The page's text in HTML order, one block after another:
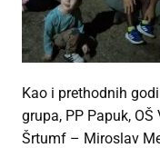
Kao i prethodnih
grupa, PP Papuk,
Šrtumf – Miroslav